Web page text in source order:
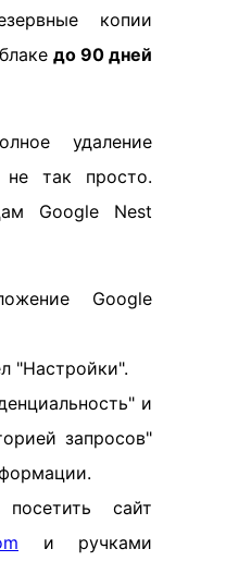
копии
до 90 дней
удаление
так просто.
Google Nest
Google
"Настройки".
и
запросов"
посетить сайт
и ручками